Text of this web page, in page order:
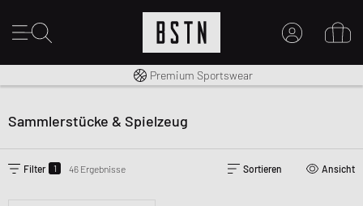
EINEN ACCOUNT ERSTELLEN
Kostenloser Versand nach DE ab € 70
Premium Sportswear
14 Tage Rückgaberecht
Sammlerstücke & Spielzeug
Filter 1 46 Ergebnisse Sortieren Ansicht